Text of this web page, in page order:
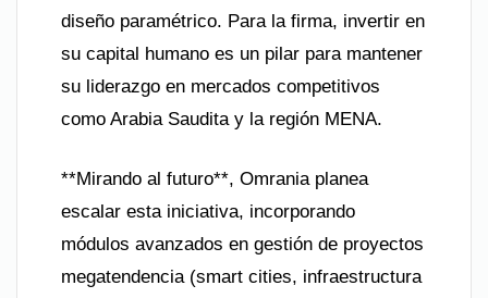
diseño paramétrico. Para la firma, invertir en
su capital humano es un pilar para mantener
su liderazgo en mercados competitivos
como Arabia Saudita y la región MENA.
**Mirando al futuro**, Omrania planea
escalar esta iniciativa, incorporando
módulos avanzados en gestión de proyectos
megatendencia (smart cities, infraestructura